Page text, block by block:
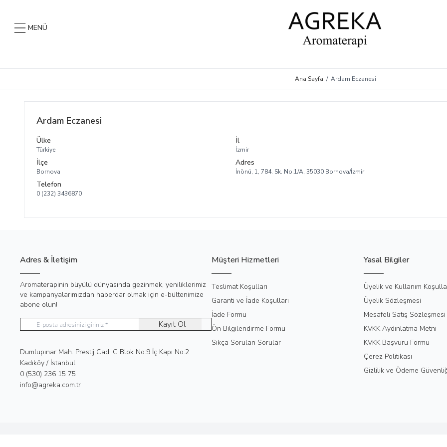
MENÜ
Ana Sayfa / Ardam Eczanesi
Ardam Eczanesi
Ülke
Türkiye
İl
İzmir
İlçe
Bornova
Adres
İnönü, 1, 784. Sk. No:1/A, 35030 Bornova/İzmir
Telefon
0 (232) 3436870
Adres & İletişim
Aromaterapinin büyülü dünyasında gezinmek, yeniliklerimiz
ve kampanyalarımızdan haberdar olmak için e-bültenimize
abone olun!
Kayıt Ol
Adres
Dumlupınar Mah. Prestij Cad. C Blok No:9 İç Kapı No:2
Kadıköy / İstanbul
Telefon
0 (530) 236 15 75
E-Posta
info@agreka.com.tr
Müşteri Hizmetleri
Teslimat Koşulları
Garanti ve İade Koşulları
İade Formu
Ön Bilgilendirme Formu
Sıkça Sorulan Sorular
Yasal Bilgiler
Üyelik ve Kullanım
Üyelik Sözleşmesi
Mesafeli Satış Sözleşmesi
KVKK Aydınlatma Metni
KVKK Başvuru Formu
Çerez Politikası
Gizlilik ve Ödeme